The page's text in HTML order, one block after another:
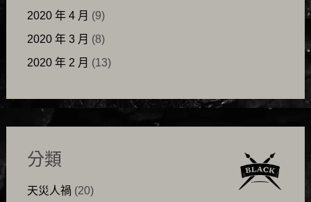
2020 年 4 月 (9)
2020 年 3 月 (8)
2020 年 2 月 (13)
分類
天災人禍 (20)